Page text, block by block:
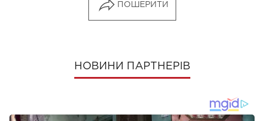
ПОШЕРИТИ
НОВИНИ ПАРТНЕРІВ